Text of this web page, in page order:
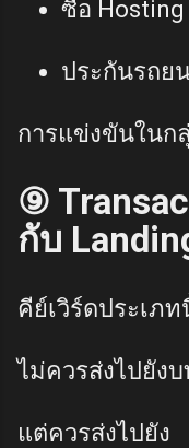
ซื้อ Hosting
ประกันรถย
การแข่งขันในก
⑨
กับ
คีย์เวิร์ดประเภท
ไม่ควรส่งไปยัง
แต่ควรส่งไปยัง